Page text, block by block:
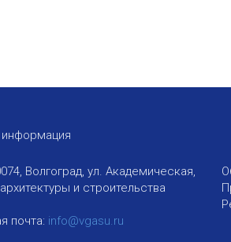
информация
Волгоград, ул. Академическая,
и строительства
почта: info@vgasu.ru